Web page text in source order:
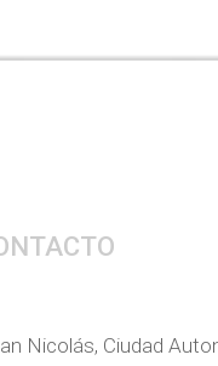
Nicolás, Ciudad